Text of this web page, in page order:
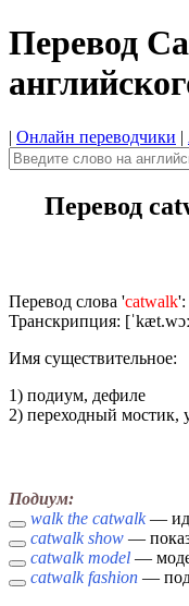
Перевод
| Онлайн переводчики |
Перевод
Перевод слова 'catwalk':
Транскрипция:
Имя cуществительное:
1) подиум, дефиле
2) переходный мостик,
Подиум:
walk the catwalk—
catwalk show —
catwalk model —
catwalk fashion —